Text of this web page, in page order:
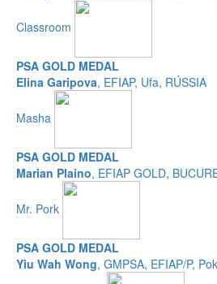
Classroom
PSA GOLD MEDAL
Elina Garipova, EFIAP, Ufa, RÚSSIA
Masha
PSA GOLD MEDAL
Marian Plaino, EFIAP GOLD,
Mr. Pork
PSA GOLD MEDAL
Yiu Wah Wong, GMPSA, EFIAP/P,